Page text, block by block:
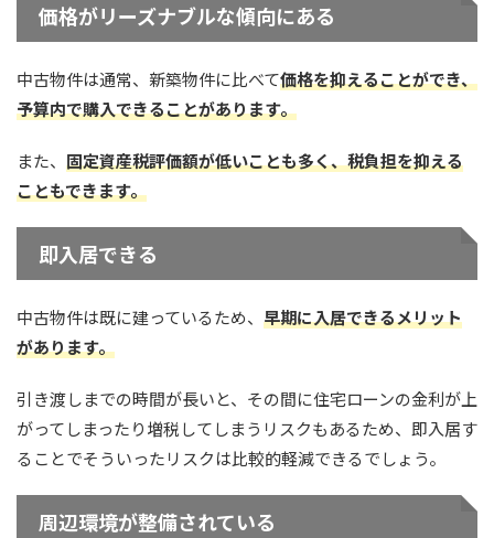
価格がリーズナブルな傾向にある
中古物件は通常、新築物件に比べて価格を抑えることができ、
予算内で購入できることがあります。
また、 固定資産税評価額が低いことも多く、税負担を抑える
こともできます。
即入居できる
中古物件は既に建っているため、 早期に入居できるメリット
があります。
引き渡しまでの時間が長いと、その間に住宅ローンの金利が上
がってしまったり増税してしまうリスクもあるため、即入居す
ることでそういったリスクは比較的軽減できるでしょう。
周辺環境が整備されている